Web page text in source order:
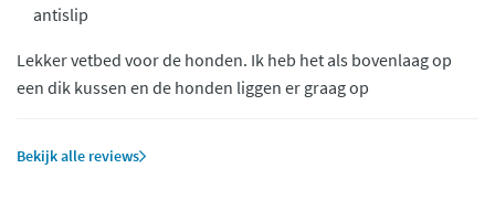
antislip
Lekker vetbed voor de honden. Ik heb het als bovenlaag op
een dik kussen en de honden liggen er graag op
Bekijk alle reviews